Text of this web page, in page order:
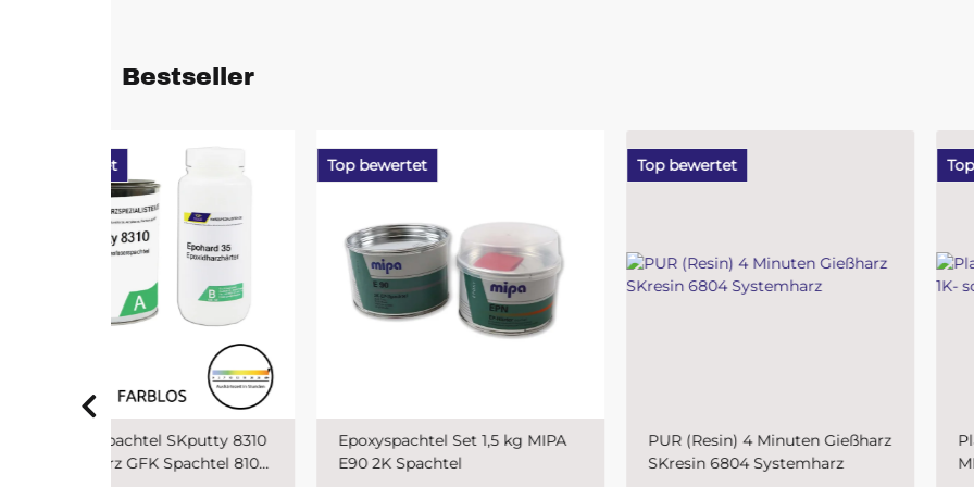
Bestseller
Top bewertet
Epoxyspachtel Set 1,5 kg MIPA
E90 2K Spachtel
PUR (Resin) 4 Minuten Gießharz
SKresin 6804 Systemharz
Plastic-Grundierfiller-Spray
MIPA 1K-